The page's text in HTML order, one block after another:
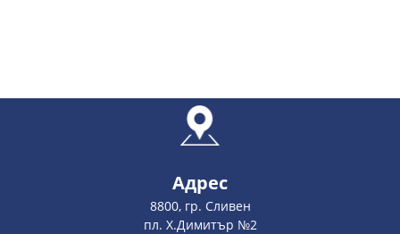
Адрес
8800, гр. Сливен
пл. Х.Димитър №2